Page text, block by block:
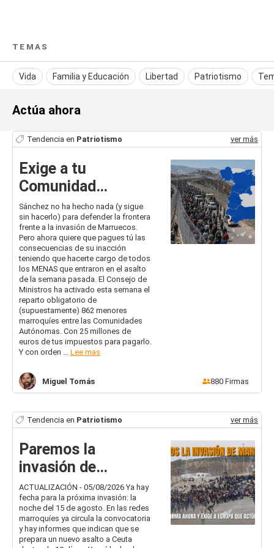
TEMAS
Vida Familia y Educación Libertad Patriotismo
Actúa ahora
Tendencia en Patriotismo ver más
Exige a tu
Comunidad
Autónoma que no
acepte el reparto
de MENAS de
Sánchez
Sánchez no ha hecho nada (y sigue
sin hacerlo) para defender la frontera
frente a la invasión de Marruecos.
Pero ahora quiere que pagues tú las
consecuencias de su inacción
teniendo que hacerte cargo de todos
los MENAS que entraron en el asalto
de la semana pasada. El Consejo de
Ministros ha activado esta semana el
reparto obligatorio de
(supuestamente) 862 menores
marroquíes entre las Comunidades
Autónomas. Con 25 millones de
euros de tus impuestos para pagarlo.
Y con orden ... Lee mas
Miguel Tomás 880 Firmas
Tendencia en Patriotismo ver más
Paremos la
invasión de
Marruecos: Europa
debe actuar YA
ACTUALIZACIÓN - 05/08/2026 Ya hay
fecha para la próxima invasión: la
noche del 15 de agosto. En las redes
marroquíes ya circula la convocatoria
y hay informes que indican que se
prepara un nuevo asalto a Ceuta